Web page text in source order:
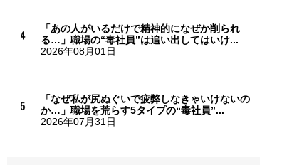
「あの人がいるだけで精神的になぜか削られ
る…」職場の“毒社員”は追い出してはいけ...
2026年08月01日
「なぜ私が尻ぬぐいで疲弊しなきゃいけないの
か…」職場を荒らす5タイプの“毒社員”...
2026年07月31日